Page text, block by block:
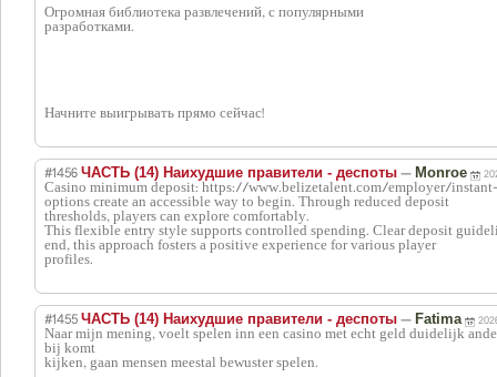
Огромная библиотека развлечений, с популярными
разработками.
Начните выигрывать прямо сейчас!
#1456 ЧАСТЬ (14) Наихудшие правители - деспоты — Monroe
Casino minimum deposit: https://www.belizetalent.com/employer/
options create an accessible way to begin. Through reduced deposit
thresholds, players can explore comfortably.
This flexible entry style supports controlled spending. Clear deposit
end, this approach fosters a positive experience for various player
profiles.
#1455 ЧАСТЬ (14) Наихудшие правители - деспоты — Fatima
Naar mijn mening, voelt spelen inn een casino met echt geld duidelijk
bij komt
kijken, gaan mensen meestal bewuster spelen.